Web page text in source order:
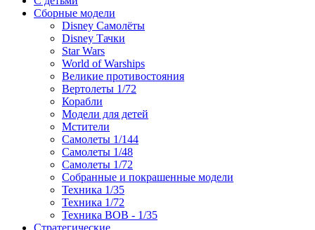
Сборные модели
Disney Самолёты
Disney Тачки
Star Wars
World of Warships
Великие противостояния
Вертолеты 1/72
Корабли
Модели для детей
Мстители
Самолеты 1/144
Самолеты 1/48
Самолеты 1/72
Собранные и покрашенные модели
Техника 1/35
Техника 1/72
Техника ВОВ - 1/35